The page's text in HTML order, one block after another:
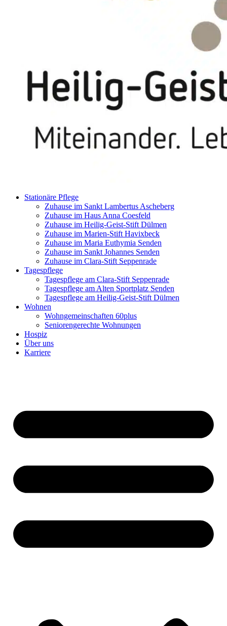
Stationäre Pflege
Zuhause im Sankt Lambertus Ascheberg
Zuhause im Haus Anna Coesfeld
Zuhause im Heilig-Geist-Stift Dülmen
Zuhause im Marien-Stift Havixbeck
Zuhause im Maria Euthymia Senden
Zuhause im Sankt Johannes Senden
Zuhause im Clara-Stift Seppenrade
Tagespflege
Tagespflege am Clara-Stift Seppenrade
Tagespflege am Alten Sportplatz Senden
Tagespflege am Heilig-Geist-Stift Dülmen
Wohnen
Wohngemeinschaften 60plus
Seniorengerechte Wohnungen
Hospiz
Über uns
Karriere